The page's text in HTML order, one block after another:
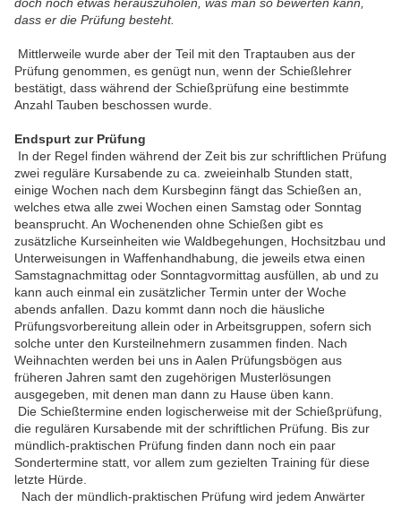
dass er die Prüfung besteht.
Mittlerweile wurde aber der Teil mit den Traptauben aus der
Prüfung genommen, es genügt nun, wenn der Schießlehrer
bestätigt, dass während der Schießprüfung eine bestimmte
Anzahl Tauben beschossen wurde.
Endspurt zur Prüfung
In der Regel finden während der Zeit bis zur schriftlichen Prüfung
zwei reguläre Kursabende zu ca. zweieinhalb Stunden statt,
einige Wochen nach dem Kursbeginn fängt das Schießen an,
welches etwa alle zwei Wochen einen Samstag oder Sonntag
beansprucht. An Wochenenden ohne Schießen gibt es
zusätzliche Kurseinheiten wie Waldbegehungen, Hochsitzbau und
Unterweisungen in Waffenhandhabung, die jeweils etwa einen
Samstagnachmittag oder Sonntagvormittag ausfüllen, ab und zu
kann auch einmal ein zusätzlicher Termin unter der Woche
abends anfallen. Dazu kommt dann noch die häusliche
Prüfungsvorbereitung allein oder in Arbeitsgruppen, sofern sich
solche unter den Kursteilnehmern zusammen finden. Nach
Weihnachten werden bei uns in Aalen Prüfungsbögen aus
früheren Jahren samt den zugehörigen Musterlösungen
ausgegeben, mit denen man dann zu Hause üben kann.
Die Schießtermine enden logischerweise mit der Schießprüfung,
die regulären Kursabende mit der schriftlichen Prüfung. Bis zur
mündlich-praktischen Prüfung finden dann noch ein paar
Sondertermine statt, vor allem zum gezielten Training für diese
letzte Hürde.
Nach der mündlich-praktischen Prüfung wird jedem Anwärter